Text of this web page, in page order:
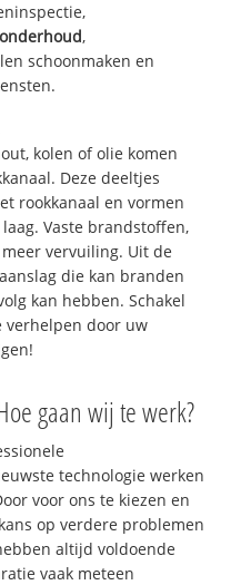
,
schoonmaken en
kolen of olie komen
Deze deeltjes
rookkanaal en vormen
Vaste brandstoffen,
vervuiling. Uit de
die kan branden
kan hebben. Schakel
door uw
gaan wij te werk?
technologie werken
voor ons te kiezen en
op verdere problemen
altijd voldoende
vaak meteen